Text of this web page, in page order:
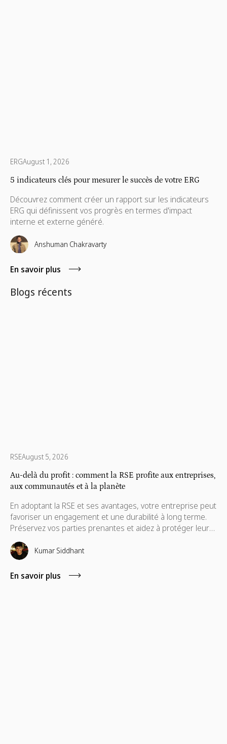
ERGAugust 1, 2026
5 indicateurs clés pour mesurer le succès de votre ERG
Découvrez comment créer un rapport sur les indicateurs
ERG qui définissent vos progrès en termes d'impact
interne et externe généré.
Anshuman Chakravarty
En savoir plus
Blogs récents
RSEAugust 5, 2026
Au-delà du profit : comment la RSE profite aux entreprises,
aux communautés et à la planète
En adoptant la RSE et ses avantages, votre entreprise peut
favoriser un engagement et une durabilité à long terme.
Préservez vos parties prenantes et aidez à protéger leurs
intérêts, qui sont également nécessaires à leur
avancement.Kumar Siddhant
En savoir plus